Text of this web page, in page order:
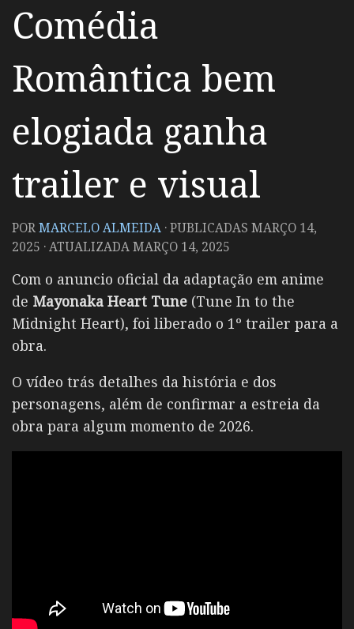
Comédia
Romântica bem
elogiada ganha
trailer e visual
PORMARCELO ALMEIDA · PUBLICADAS MARÇO 14,
2025 · ATUALIZADAMARÇO 14, 2025
Com o anuncio oficial da adaptação em anime
de Mayonaka Heart Tune (Tune In to the
Midnight Heart), foi liberado o 1º trailer para a
obra.
O vídeo trás detalhes da história e dos
personagens, além de confirmar a estreia da
obra para algum momento de 2026.